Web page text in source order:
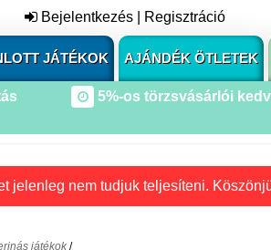
Bejelentkezés Regisztráció
JÁTÉKOK AJÁNDÉK ÖTLETEK
5%-os törzsvásárlói
jelenleg nem tudjuk teljesíteni.
játékok /